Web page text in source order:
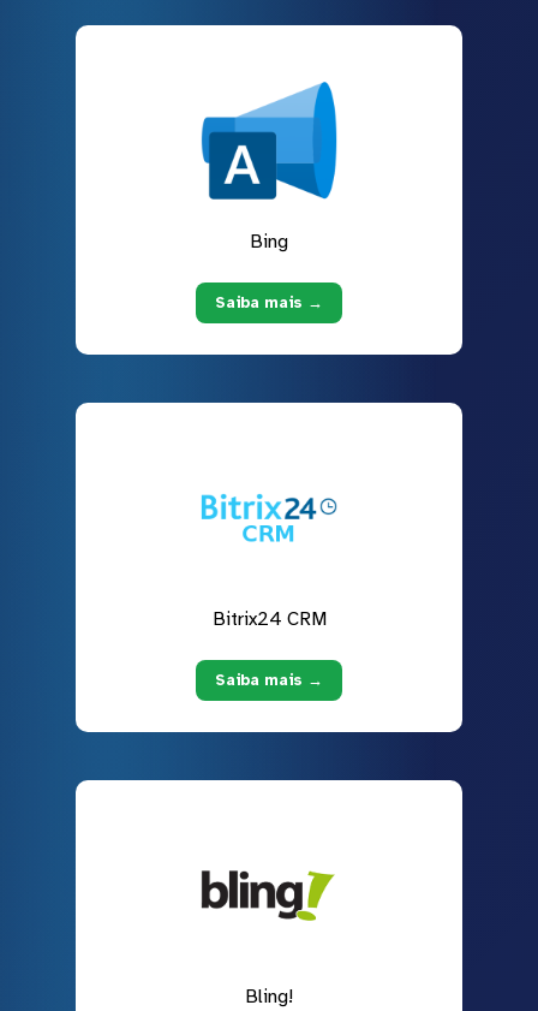
Bing
Saiba mais →
Bitrix24 CRM
Saiba mais →
Bling!